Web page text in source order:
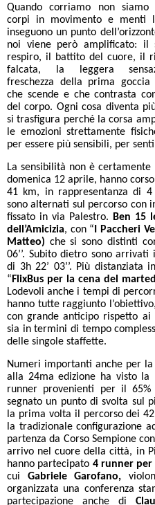
Quando corriamo non
corpi in movimento e menti
inseguono un punto
noi viene però amplificato: il
respiro, il battito del cuore, il
falcata, la leggera
freschezza della prima goccia
che scende e che contrasta
del corpo. Ogni cosa diventa
si trasfigura perché la corsa
le emozioni strettamente
per essere più sensibili, per
La sensibilità non è
domenica 12 aprile, hanno
41 km, in rappresentanza di
sono alternati sul percorso con
fissato in via Palestro.
Ben 15
dell’Amicizia, con “ I Paccheri
Matteo) che si sono distinti
06’’. Subito dietro sono arrivati
di 3h 22’ 03’’. Più distanziata
“ FlixBus per la cena del
Lodevoli anche i tempi di
hanno tutte raggiunto
con grande anticipo rispetto
sia in termini di tempo
delle singole staffette.
Numeri importanti anche per
alla 24ma edizione ha visto
runner provenienti per il 65%
segnato un punto di svolta sul
la prima volta il percorso dei
la tradizionale configurazione
partenza da Corso Sempione
arrivo nel cuore della città, in
hanno partecipato 4 runner per
cui Gabriele Garofano,
organizzata una conferenza
partecipazione anche di